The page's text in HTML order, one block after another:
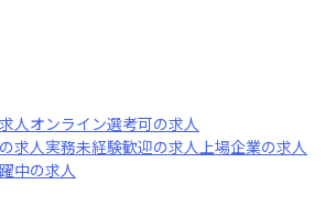
人オンライン選考可の求人
の求人実務未経験歓迎の求人上場企業の求人
中の求人